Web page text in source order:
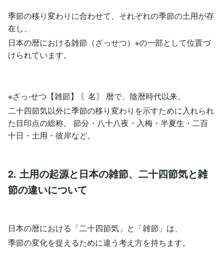
季節の移り変わりに合わせて、それぞれの季節の土用が存
在し、
日本の暦における雑節（ざっせつ）※の一部として位置づ
けられています。
※ざっ‐せつ【雑節】 〘名〙 暦で、陰暦時代以来、
二十四節気以外に季節の移り変わりを示すために入れられ
た目印点の総称。 節分・八十八夜・入梅・半夏生・二百
十日・土用・彼岸など。
2. 土用の起源と日本の雑節、二十四節気と雑
節の違いについて
日本の暦における「二十四節気」と「雑節」は、
季節の変化を捉えるために違う考え方を持ちます。